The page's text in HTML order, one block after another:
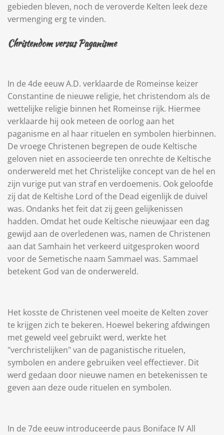
gebieden bleven, noch de veroverde Kelten leek deze
vermenging erg te vinden.
Christendom versus Paganisme
In de 4de eeuw A.D. verklaarde de Romeinse keizer
Constantine de nieuwe religie, het christendom als de
wettelijke religie binnen het Romeinse rijk. Hiermee
verklaarde hij ook meteen de oorlog aan het
paganisme en al haar rituelen en symbolen hierbinnen.
De vroege Christenen begrepen de oude Keltische
geloven niet en associeerde ten onrechte de Keltische
onderwereld met het Christelijke concept van de hel en
zijn vurige put van straf en verdoemenis. Ook geloofde
zij dat de Keltishe Lord of the Dead eigenlijk de duivel
was. Ondanks het feit dat zij geen gelijkenissen
hadden. Omdat het oude Keltische nieuwjaar een dag
gewijd aan de overledenen was, namen de Christenen
aan dat Samhain het verkeerd uitgesproken woord
voor de Semetische naam Sammael was. Sammael
betekent God van de onderwereld.
Het kosste de Christenen veel moeite de Kelten zover
te krijgen zich te bekeren. Hoewel bekering afdwingen
met geweld veel gebruikt werd, werkte het
"verchristelijken" van de paganistische rituelen,
symbolen en andere gebruiken veel effectiever. Dit
werd gedaan door nieuwe namen en betekenissen te
geven aan deze oude rituelen en symbolen.
In de 7de eeuw introduceerde paus Boniface IV All